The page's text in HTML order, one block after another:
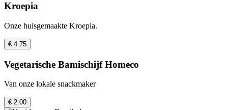
Kroepia
Onze huisgemaakte Kroepia.
€ 4.75
Vegetarische Bamischijf Homeco
Van onze lokale snackmaker
€ 2.00